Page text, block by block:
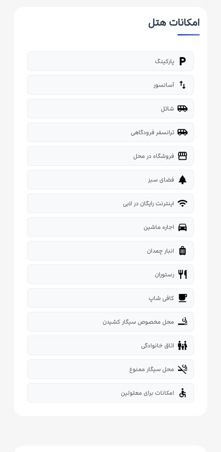
امکانات هتل
local_parking پارکینگ
import_export آسانسور
airport_shuttle شاتل
airport_shuttle ترانسفر فرودگاهی
storefront فروشگاه در محل
park فضای سبز
wifi اینترنت رایگان در لابی
directions_car اجاره ماشین
luggage انبار چمدان
restaurant رستوران
local_cafe کافی شاپ
smoking_rooms محل مخصوص سیگار کشیدن
family_restroom اتاق خانوادگی
smoke_free محل سیگار ممنوع
accessible امکانات برای معلولین